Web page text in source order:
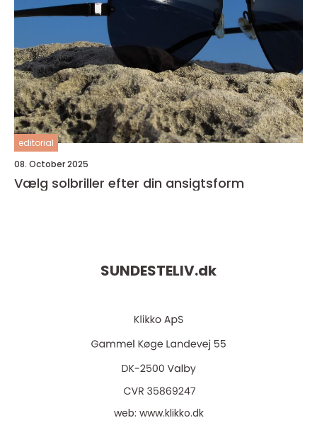
editorial
08. October 2025
Vælg solbriller efter din ansigtsform
SUNDESTELIV.dk
web: www.klikko.dk